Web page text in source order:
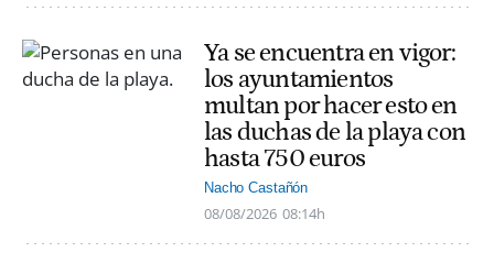
Ya se encuentra en vigor:
los ayuntamientos
multan por hacer esto en
las duchas de la playa con
hasta 750 euros
Nacho Castañón
08/08/2026 08:14h